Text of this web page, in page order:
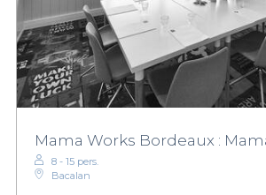
Mama Works Bordeaux :
8 - 15 pers.
Bacalan